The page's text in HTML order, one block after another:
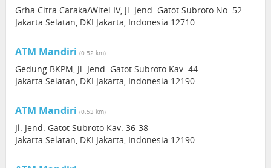
Grha Citra Caraka/Witel IV, Jl. Jend. Gatot Subroto No. 52
Jakarta Selatan, DKI Jakarta, Indonesia 12710
ATM Mandiri (0.52 km)
Gedung BKPM, Jl. Jend. Gatot Subroto Kav. 44
Jakarta Selatan, DKI Jakarta, Indonesia 12190
ATM Mandiri (0.53 km)
Jl. Jend. Gatot Subroto Kav. 36-38
Jakarta Selatan, DKI Jakarta, Indonesia 12190